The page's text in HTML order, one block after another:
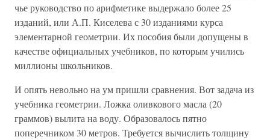
чье руководство по арифметике выдержало более 25
изданий, или А.П. Киселева с 30 изданиями курса
элементарной геометрии. Их пособия были допущены в
качестве официальных учебников, по которым учились
миллионы школьников.
И опять невольно на ум пришли сравнения. Вот задача из
учебника геометрии. Ложка оливкового масла (20
граммов) вылита на воду. Образовалось пятно
поперечником 30 метров. Требуется вычислить толщину